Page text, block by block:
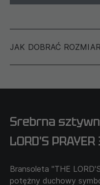
JAK DOBRAĆ
Używając nitki lub
swojego nadgarstka.
staw.
Srebrna
LORD'S
Bransoleta "THE
potężny duchowy